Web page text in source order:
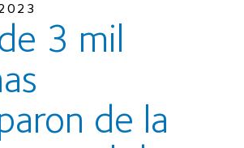
3 mil
de la